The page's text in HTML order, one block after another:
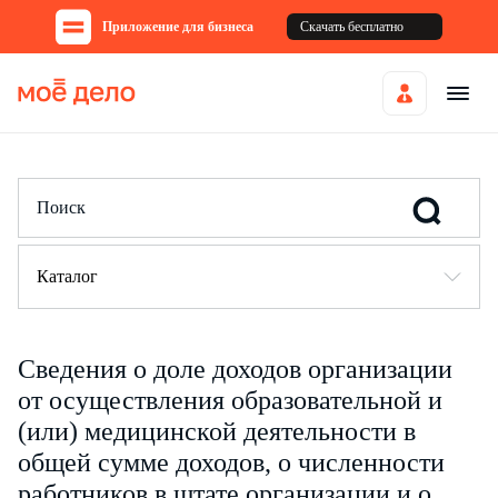
Приложение для бизнеса Скачать бесплатно
Каталог
Сведения о доле доходов организации
от осуществления образовательной и
(или) медицинской деятельности в
общей сумме доходов, о численности